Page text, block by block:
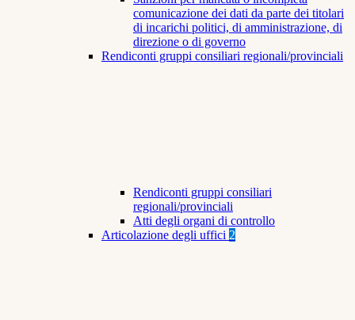
comunicazione dei dati da parte dei titolari
di incarichi politici, di amministrazione, di
direzione o di governo
Rendiconti gruppi consiliari regionali/provinciali
Rendiconti gruppi consiliari
regionali/provinciali
Atti degli organi di controllo
Articolazione degli uffici 2